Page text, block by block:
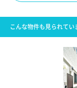
こんな物件も見られてい